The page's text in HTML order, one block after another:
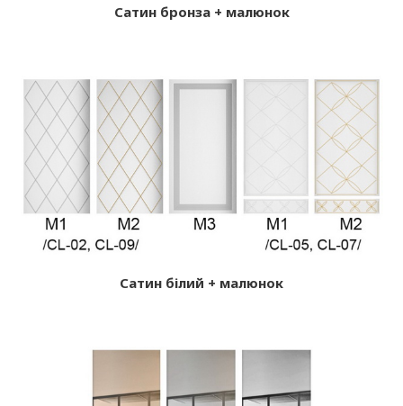
Сатин бронза + малюнок
Сатин білий + малюнок